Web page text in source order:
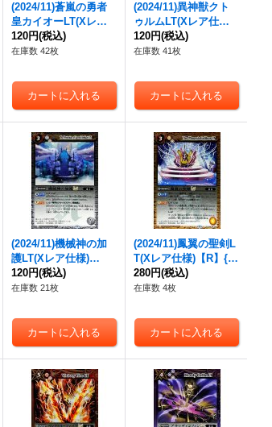
(2024/11)蒼嵐の勇者
皇カイオーLT(Xレア
仕様)【M】{BSC45-08
2}《多》
120円(税込)
在庫数 42枚
(2024/11)異神獣クト
ゥルムLT(Xレア仕様)
【M】{BSC45-083}
《青》
120円(税込)
在庫数 41枚
(2024/11)機械神の加
護LT(Xレア仕様)
【C】{BSC45-088}
《白》
120円(税込)
在庫数 21枚
(2024/11)鳳翼の聖剣L
T(Xレア仕様)【R】{B
SC45-089}《黄》
280円(税込)
在庫数 4枚